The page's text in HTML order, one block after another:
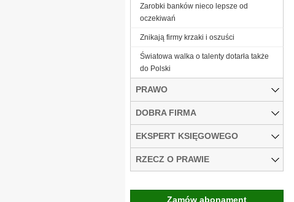
Zarobki banków nieco lepsze od
oczekiwań
Znikają firmy krzaki i oszuści
Światowa walka o talenty dotarła także
do Polski
PRAWO
DOBRA FIRMA
EKSPERT KSIĘGOWEGO
RZECZ O PRAWIE
Zamów abonament